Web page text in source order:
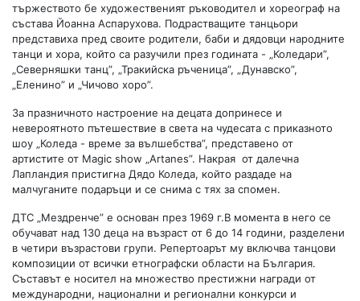
тържеството бе художественият ръководител и хореограф на
състава Йоанна Аспарухова. Подрастващите танцьори
представиха пред своите родители, баби и дядовци народните
танци и хора, който са разучили през годината - „Коледари”,
„Северняшки танц”, „Тракийска ръченица”, „Дунавско”,
„Еленино” и „Чичово хоро”.
За празничното настроение на децата допринесе и
невероятното пътешествие в света на чудесата с приказното
шоу „Коледа - време за вълшебства”, представено от
артистите от Magic show „Аrtanes”. Накрая от далечна
Лапландия пристигна Дядо Коледа, който раздаде на
малчуганите подаръци и се снима с тях за спомен.
ДТС „Мездренче” е основан през 1969 г.В момента в него се
обучават над 130 деца на възраст от 6 до 14 години, разделени
в четири възрастови групи. Репертоарът му включва танцови
композиции от всички етнографски области на България.
Съставът е носител на множество престижни награди от
международни, национални и регионални конкурси и